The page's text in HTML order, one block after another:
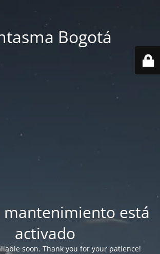
Bogotá
mantenimiento está
activado
soon. Thank you for your patience!